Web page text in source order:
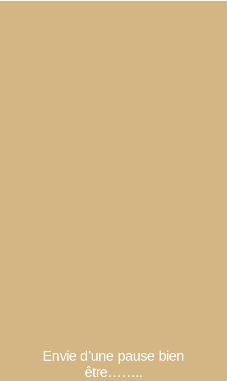
Envie d’une pause bien
être……..